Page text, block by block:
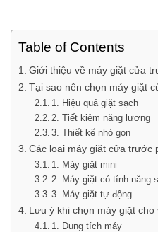
Table of Contents
Giới thiệu về máy giặt cửa
Tại sao nên chọn máy giặt
1. Hiệu quả giặt sạch
2. Tiết kiệm năng lượng
3. Thiết kế nhỏ gọn
Các loại máy giặt cửa trước
1. Máy giặt mini
2. Máy giặt có tính năng
3. Máy giặt tự động
Lưu ý khi chọn máy giặt cho
1. Dung tích máy